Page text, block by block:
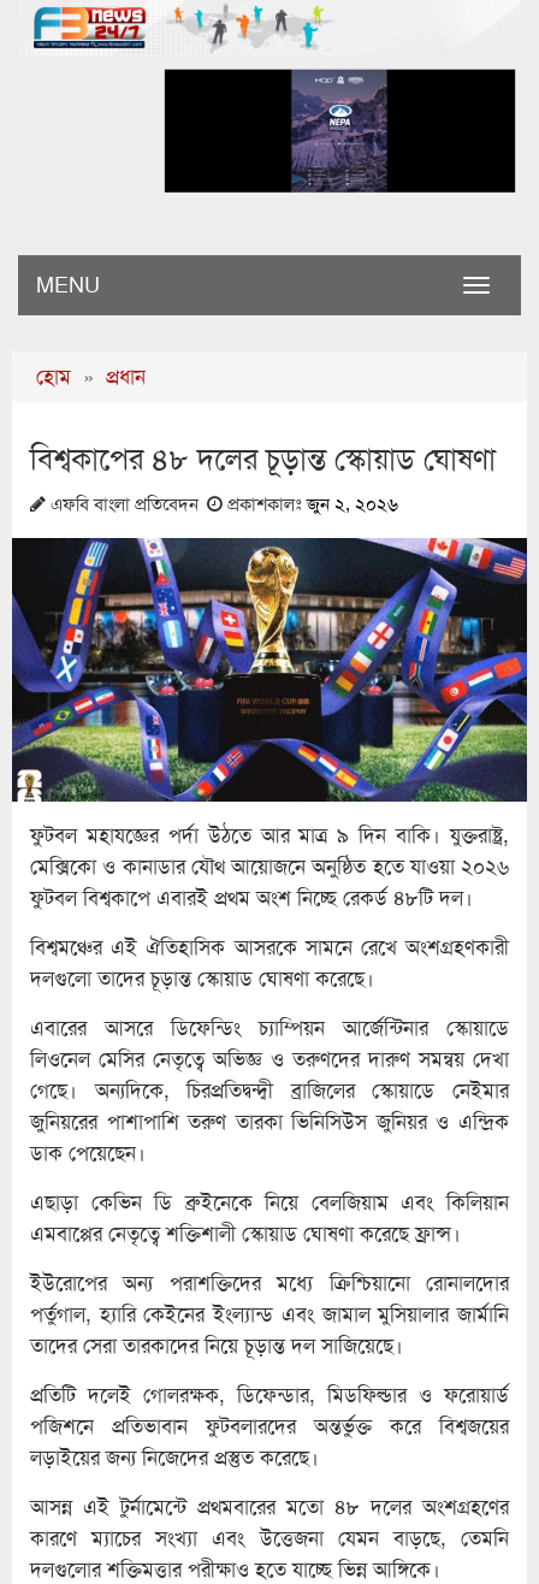
Toggle
MENU
হোম » প্রধান
বিশ্বকাপের ৪৮ দলের চূড়ান্ত স্কোয়াড ঘোষণা
এফবি বাংলা প্রতিবেদন প্রকাশকালঃজুন ২, ২০২৬
ফুটবল মহাযজ্ঞের পর্দা উঠতে আর মাত্র ৯ দিন বাকি। যুক্তরাষ্ট্র,
মেক্সিকো ও কানাডার যৌথ আয়োজনে অনুষ্ঠিত হতে যাওয়া ২০২৬
ফুটবল বিশ্বকাপে এবারই প্রথম অংশ নিচ্ছে রেকর্ড ৪৮টি দল।
বিশ্বমঞ্চের এই ঐতিহাসিক আসরকে সামনে রেখে অংশগ্রহণকারী
দলগুলো তাদের চূড়ান্ত স্কোয়াড ঘোষণা করেছে।
এবারের আসরে ডিফেন্ডিং চ্যাম্পিয়ন আর্জেন্টিনার স্কোয়াডে
লিওনেল মেসির নেতৃত্বে অভিজ্ঞ ও তরুণদের দারুণ সমন্বয় দেখা
গেছে। অন্যদিকে, চিরপ্রতিদ্বন্দ্বী ব্রাজিলের স্কোয়াডে নেইমার
জুনিয়রের পাশাপাশি তরুণ তারকা ভিনিসিউস জুনিয়র ও এন্দ্রিক
ডাক পেয়েছেন।
এছাড়া কেভিন ডি ব্রুইনেকে নিয়ে বেলজিয়াম এবং কিলিয়ান
এমবাপ্পের নেতৃত্বে শক্তিশালী স্কোয়াড ঘোষণা করেছে ফ্রান্স।
ইউরোপের অন্য পরাশক্তিদের মধ্যে ক্রিশ্চিয়ানো রোনালদোর
পর্তুগাল, হ্যারি কেইনের ইংল্যান্ড এবং জামাল মুসিয়ালার জার্মানি
তাদের সেরা তারকাদের নিয়ে চূড়ান্ত দল সাজিয়েছে।
প্রতিটি দলেই গোলরক্ষক, ডিফেন্ডার, মিডফিল্ডার ও ফরোয়ার্ড
পজিশনে প্রতিভাবান ফুটবলারদের অন্তর্ভুক্ত করে বিশ্বজয়ের
লড়াইয়ের জন্য নিজেদের প্রস্তুত করেছে।
আসন্ন এই টুর্নামেন্টে প্রথমবারের মতো ৪৮ দলের অংশগ্রহণের
কারণে ম্যাচের সংখ্যা এবং উত্তেজনা যেমন বাড়ছে, তেমনি
দলগুলোর শক্তিমত্তার পরীক্ষাও হতে যাচ্ছে ভিন্ন আঙ্গিকে।